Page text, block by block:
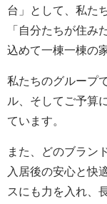
台」として、私た
「自分たちが住み
込めて一棟一棟の
私たちのグループ
ル、そしてご予算
ています。
また、どのブラン
入居後の安心と快
スにも力を入れ、